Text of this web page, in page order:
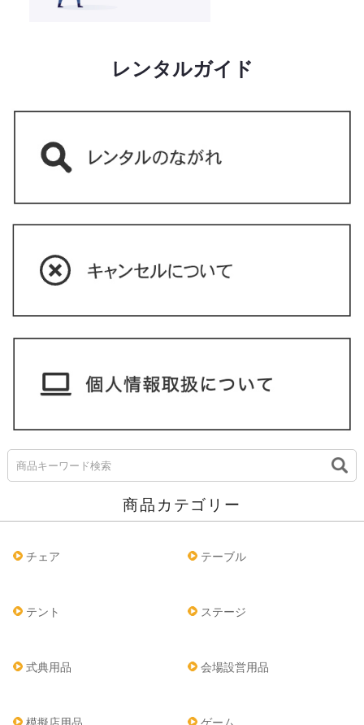
商品カテゴリー
チェア テーブル
テント ステージ
式典用品 会場設営用品
レンタルガイド